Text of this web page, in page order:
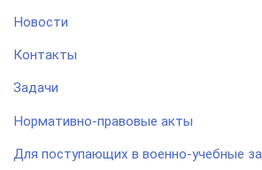
Новости
Контакты
Задачи
Нормативно-правовые акты
Для поступающих в военно-учебные